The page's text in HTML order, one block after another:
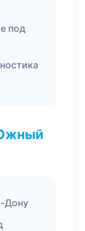
под
Дону